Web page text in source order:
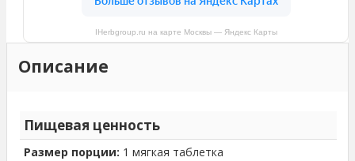
IHerbgroup.ru на карте Москвы — Яндекс Карты
Описание
Пищевая ценность
Размер порции: 1 мягкая таблетка